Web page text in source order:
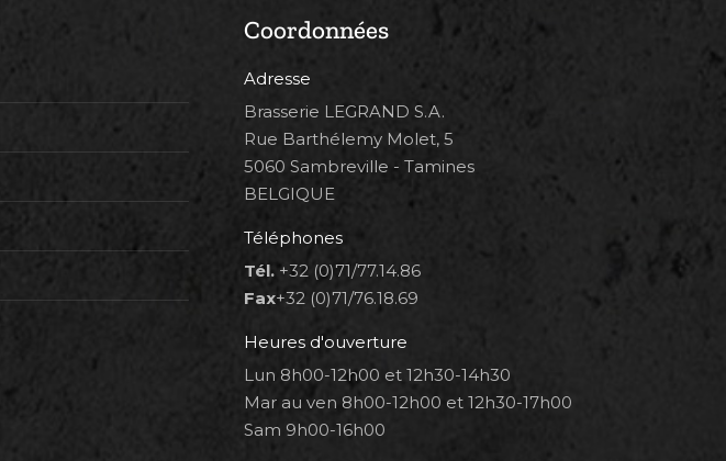
Coordonnées
Adresse
Brasserie LEGRAND S.A.
Rue Barthélemy Molet, 5
5060 Sambreville - Tamines
BELGIQUE
Téléphones
Tél. +32 (0)71/77.14.86
Fax+32 (0)71/76.18.69
Heures d'ouverture
Lun 8h00-12h00 et 12h30-14h30
Mar au ven 8h00-12h00 et 12h30-17h00
Sam 9h00-16h00